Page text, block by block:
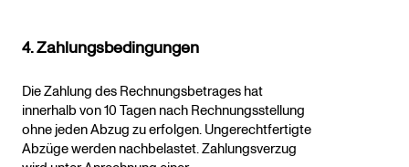
4. Zahlungsbedingungen
Die Zahlung des Rechnungsbetrages hat
innerhalb von 10 Tagen nach Rechnungsstellung
ohne jeden Abzug zu erfolgen. Ungerechtfertigte
Abzüge werden nachbelastet. Zahlungsverzug